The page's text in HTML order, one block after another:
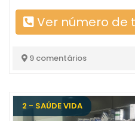
Ver número de
9 comentários
2 - SAÚDE VIDA